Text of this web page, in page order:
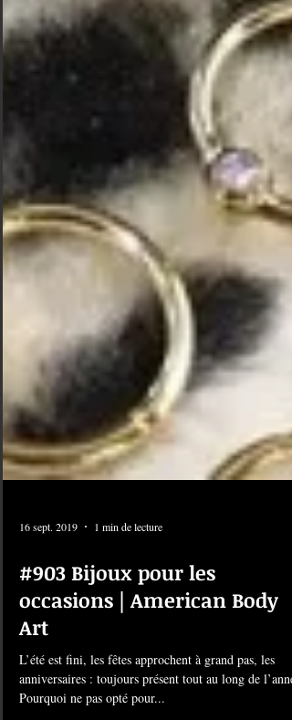
16 sept. 2019 1 min de lecture
#903 Bijoux pour les
occasions | American Body
Art